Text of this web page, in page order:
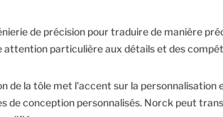
de précision pour traduire de manière
attention particulière aux détails et des
de la tôle met l'accent sur la
conception personnalisés. Norck peut